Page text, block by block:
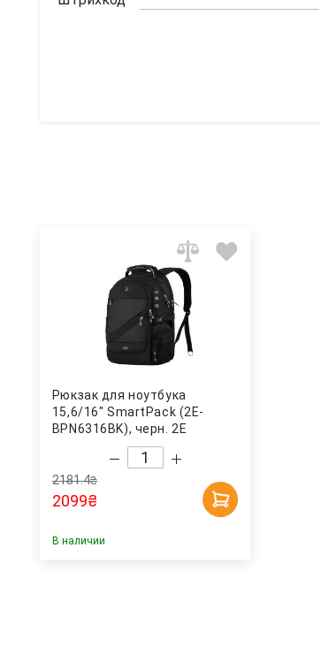
Рюкзак для ноутбука
15,6/16" SmartPack (2E-
BPN6316BK), черн. 2E
2181.4₴
2099₴
В наличии